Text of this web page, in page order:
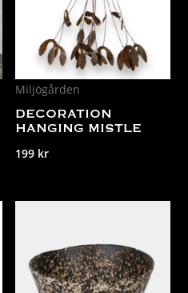
Miljögården
DECORATION
HANGING MISTLE
199 kr